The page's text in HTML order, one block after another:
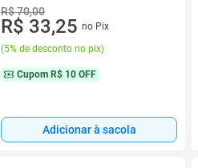
R$ 70,00
R$ 33,25 no Pix
(5% de desconto no pix)
Cupom R$ 10 OFF
Adicionar à sacola